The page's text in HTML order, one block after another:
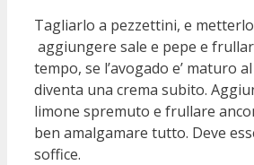
Tagliarlo a pezzettini, e
aggiungere sale e pepe e
tempo, se l’avogado e’ maturo
diventa una crema subito.
limone spremuto e frullare
ben amalgamare tutto. Deve
soffice.